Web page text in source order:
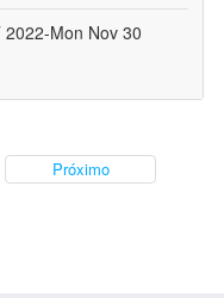
Mon Nov 30
Próximo